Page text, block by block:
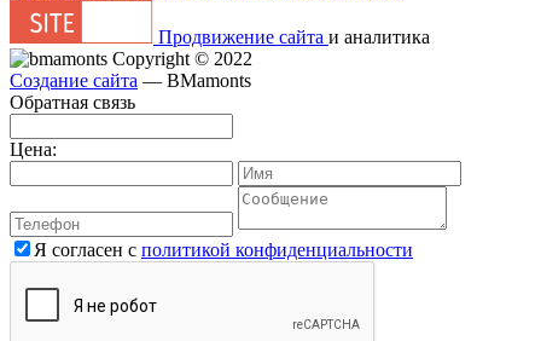
Продвижение сайта и аналитика
Copyright © 2022
Создание сайта — BMamonts
Обратная связь
Цена:
Я согласен с политикой конфиденциальности